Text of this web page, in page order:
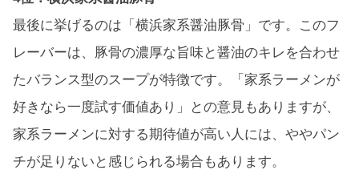
最後に挙げるのは「横浜家系醤油豚骨」です。このフ
レーバーは、豚骨の濃厚な旨味と醤油のキレを合わせ
たバランス型のスープが特徴です。「家系ラーメンが
好きなら一度試す価値あり」との意見もありますが、
家系ラーメンに対する期待値が高い人には、ややパン
チが足りないと感じられる場合もあります。